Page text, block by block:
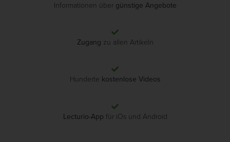
Informationen über günstige Angebote
Zugang zu allen Artikeln
Hunderte kostenlose Videos
Lecturio-App für iOs und Android